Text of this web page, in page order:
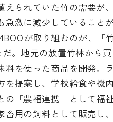
えられていた竹の需要が
激に減少していること
が取り組むのが、「
。地元の放置竹林から
料を使った商品を開発。
を提案し、学校給食や機
の「農福連携」として福
畜用の飼料として販売し